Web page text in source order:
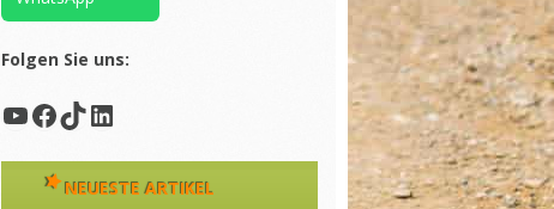
Folgen Sie uns:
YouTube
Facebook
TikTok
LinkedIn
NEUESTE ARTIKEL